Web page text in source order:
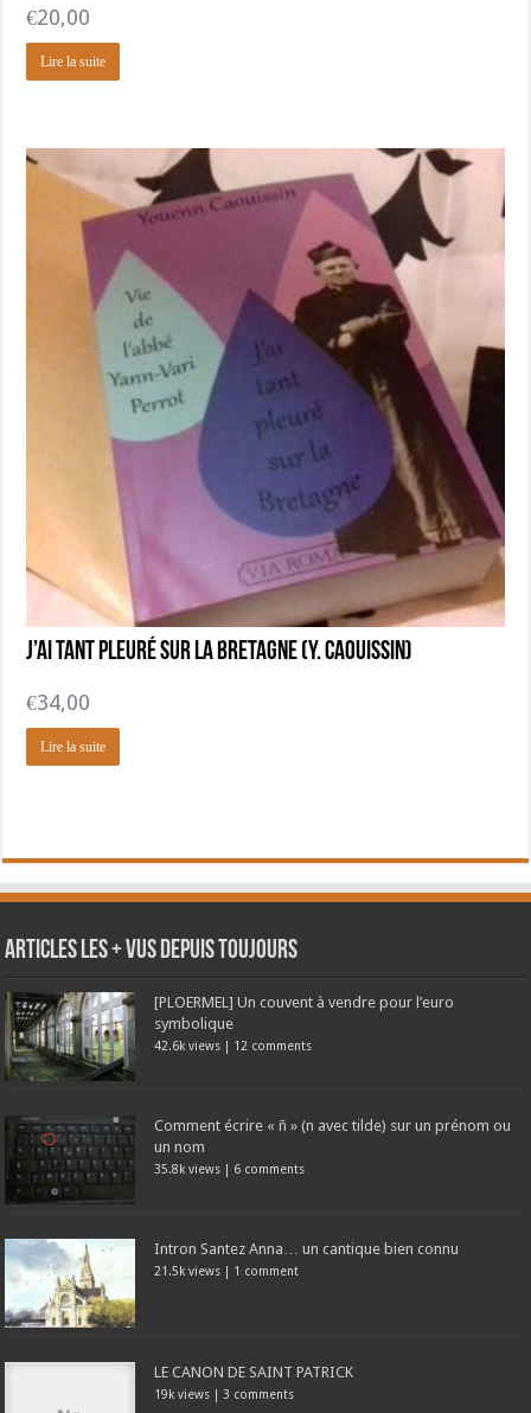
€20,00
Lire la suite
J’ai tant pleuré sur la Bretagne (Y. Caouissin)
€34,00
Lire la suite
Articles les + vus depuis toujours
[PLOERMEL] Un couvent à vendre pour l’euro
symbolique
42.6k views | 12 comments
Comment écrire « ñ » (n avec tilde) sur un prénom ou
un nom
35.8k views | 6 comments
Intron Santez Anna… un cantique bien connu
21.5k views | 1 comment
LE CANON DE SAINT PATRICK
19k views | 3 comments